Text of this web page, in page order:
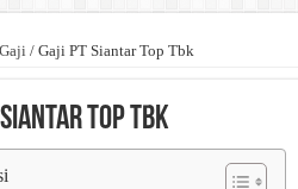
/ Gaji PT Siantar Top Tbk
Top Tbk